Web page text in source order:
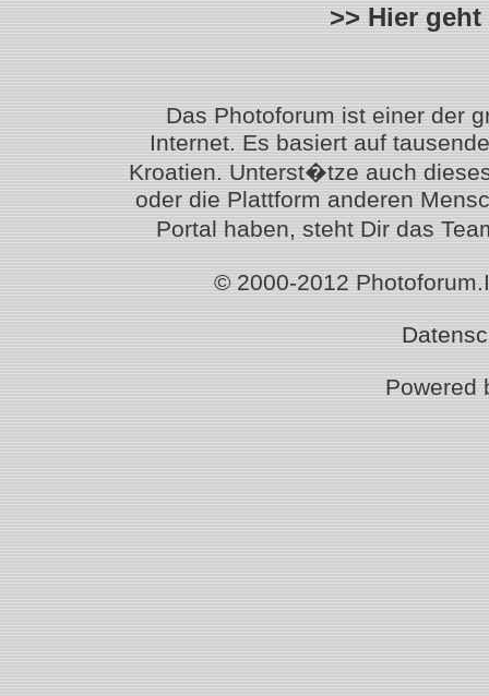
>> Hier
Das Photoforum ist einer der
Internet. Es basiert auf
Kroatien. Unterst�tze auch
oder die Plattform anderen
Portal haben, steht Dir das
© 2000-2012
Powered